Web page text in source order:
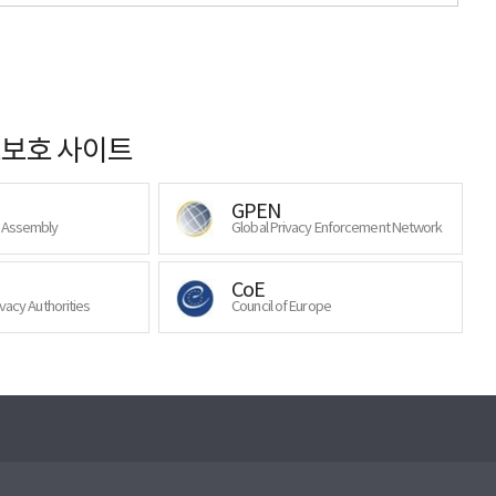
호 사이트
GPEN
Global Privacy Enforcement Network
Authorities
CoE
Council of Europe